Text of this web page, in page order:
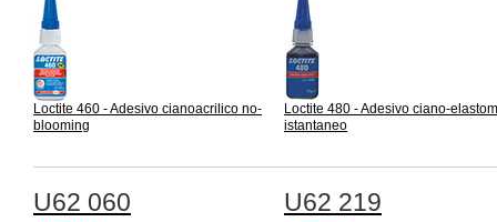
Loctite 460 - Adesivo cianoacrilico no-
blooming
Loctite 480 - Adesivo ciano-
istantaneo
U62 060 U62 219